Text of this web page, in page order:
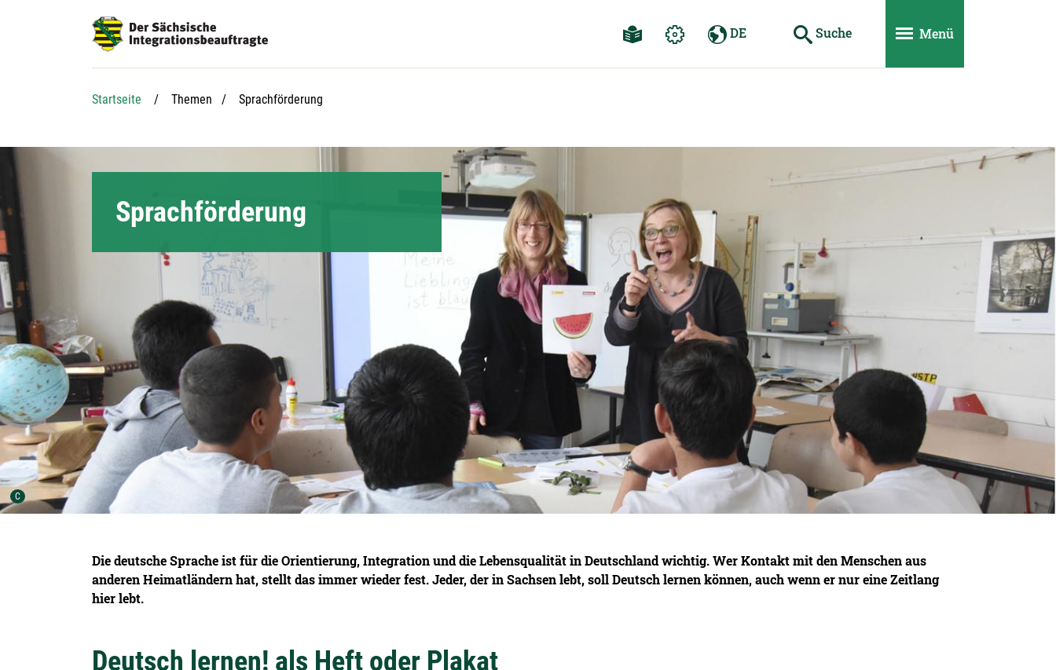
DE Suche Menü
Startseite Themen Aktuelle Seite:
Sprachförderung
C Urheber der Grafik:
Sprachförderung
Die deutsche Sprache ist für die Orientierung, Integration und die Lebensqualität in Deutschland wichtig. Wer Kontakt mit den Menschen aus
anderen Heimatländern hat, stellt das immer wieder fest. Jeder, der in Sachsen lebt, soll Deutsch lernen können, auch wenn er nur eine Zeitlang
hier lebt.
Deutsch lernen! als Heft oder Plakat